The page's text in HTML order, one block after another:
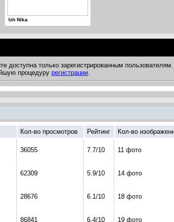
Izh Nika
доступна только зарегистрированным пользователям.
процедуру регистрации.
Кол-во просмотров Рейтинг Кол-во
36055 7.7/10 11 фото
62309 5.9/10 14 фото
28676 6.1/10 18 фото
86841 6.4/10 19 фото